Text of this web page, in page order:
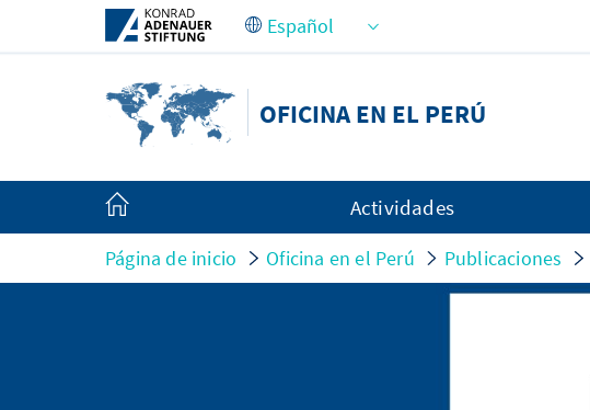
Saltar al contenido principal
OFICINA EN EL PERÚ
Actividades
Página de inicio Oficina en el Perú Publicaciones